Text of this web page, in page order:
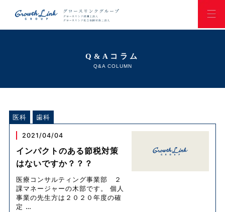
Q&Aコラム
Q&A COLUMN
医科 歯科
2021/04/04
インパクトのある節税対策
はないですか？？？
医療コンサルティング事業部 ２
課マネージャーの木部です。 個人
事業の先生方は２０２０年度の確
定 …